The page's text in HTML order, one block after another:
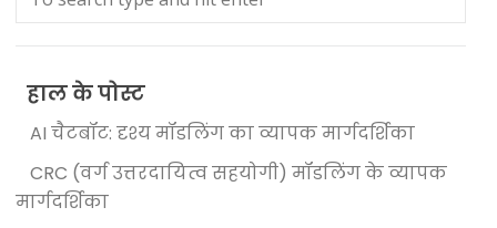
हाल के पोस्ट
AI चैटबॉट: दृश्य मॉडलिंग का व्यापक मार्गदर्शिका
CRC (वर्ग उत्तरदायित्व सहयोगी) मॉडलिंग के व्यापक
मार्गदर्शिका